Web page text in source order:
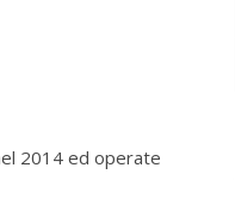
2014 ed operate